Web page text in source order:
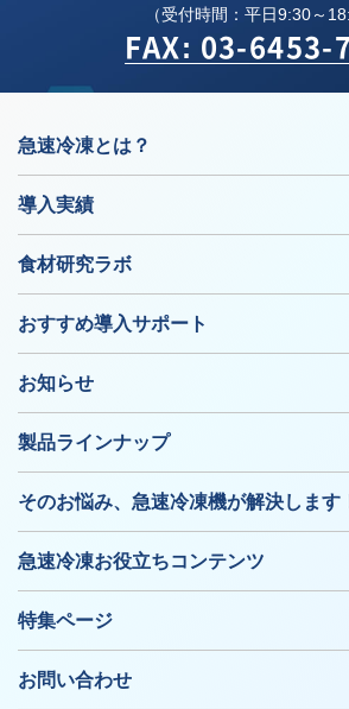
（受付時間：平日9:30～
FAX: 03-6453-
急速冷凍とは？
導入実績
食材研究ラボ
おすすめ導入サポート
お知らせ
製品ラインナップ
そのお悩み、急速冷凍機が解決します
急速冷凍お役立ちコンテンツ
特集ページ
お問い合わせ